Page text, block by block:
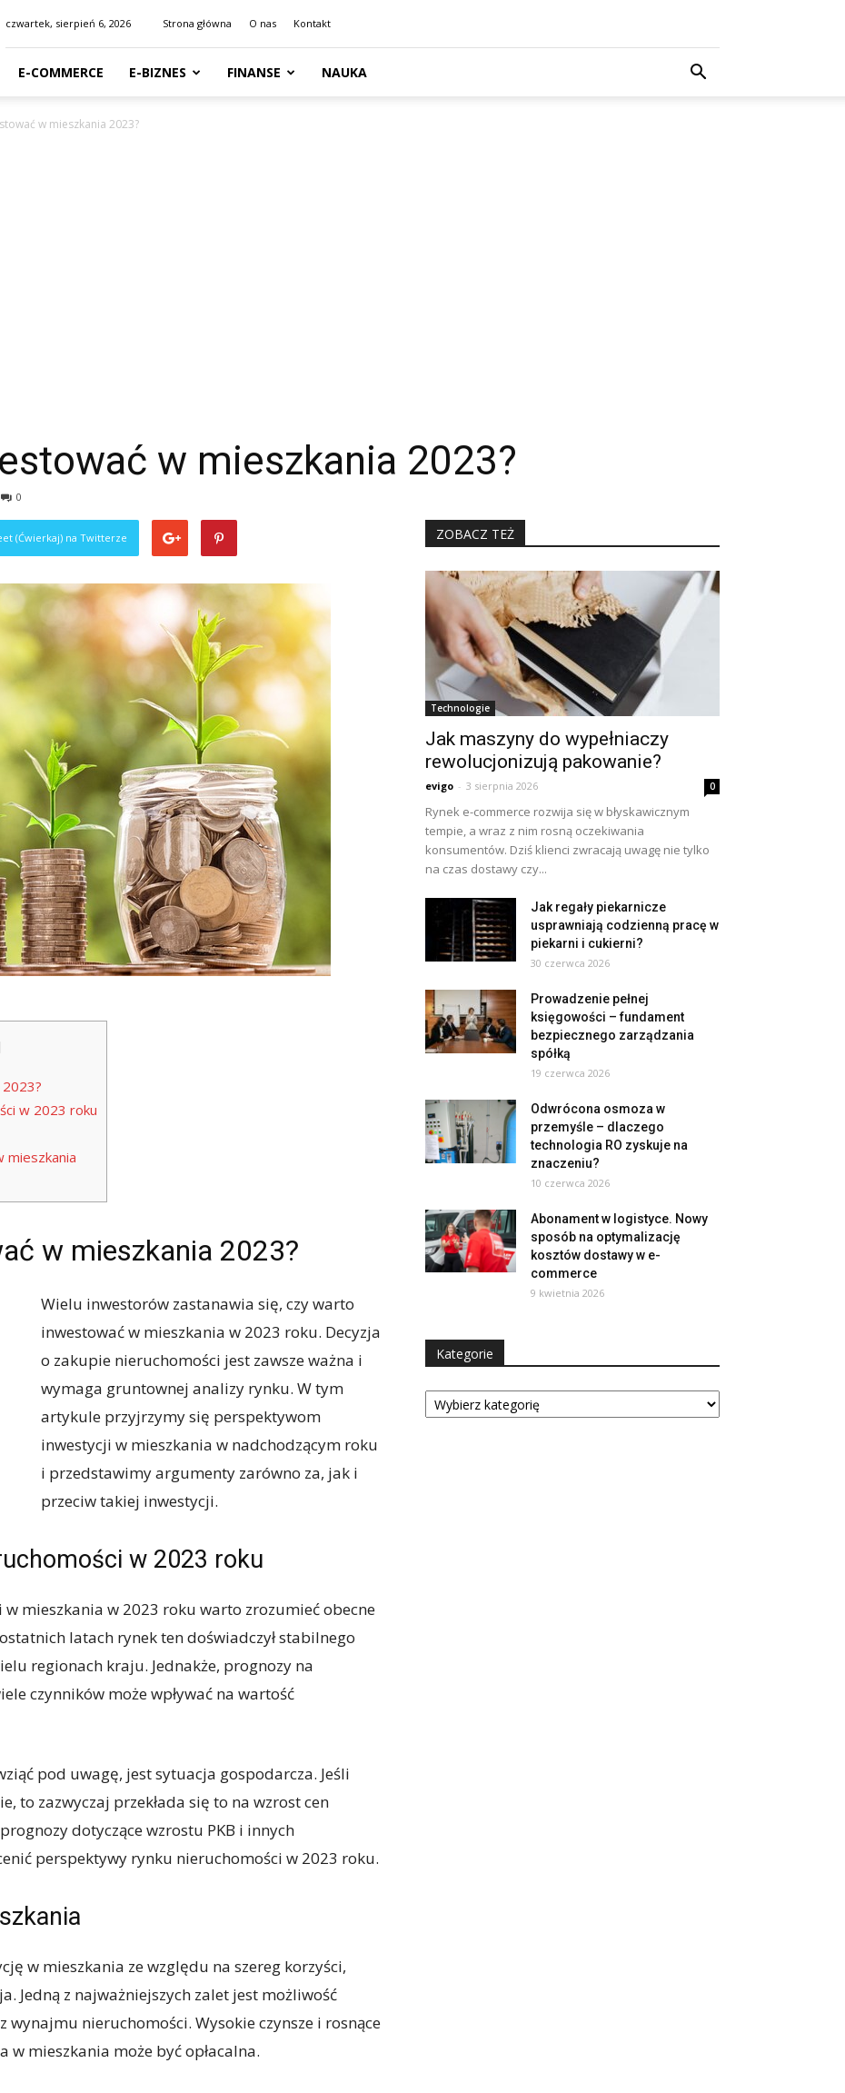
czwartek, sierpień 6, 2026 Strona główna O nas Kontakt
E-COMMERCE E-BIZNES FINANSE NAUKA
w mieszkania 2023?
w mieszkania 2023?
0
(Ćwierkaj) na Twitterze
w 2023 roku
mieszkania
w mieszkania 2023?
Wielu inwestorów zastanawia się, czy warto
inwestować w mieszkania w 2023 roku. Decyzja
o zakupie nieruchomości jest zawsze ważna i
wymaga gruntownej analizy rynku. W tym
artykule przyjrzymy się perspektywom
inwestycji w mieszkania w nadchodzącym roku
i przedstawimy argumenty zarówno za, jak i
przeciw takiej inwestycji.
w 2023 roku
mieszkania w 2023 roku warto zrozumieć obecne
latach rynek ten doświadczył stabilnego
regionach kraju. Jednakże, prognozy na
czynników może wpływać na wartość
pod uwagę, jest sytuacja gospodarcza. Jeśli
to zazwyczaj przekłada się to na wzrost cen
dotyczące wzrostu PKB i innych
perspektywy rynku nieruchomości w 2023 roku.
w mieszkania ze względu na szereg korzyści,
Jedną z najważniejszych zalet jest możliwość
nieruchomości. Wysokie czynsze i rosnące
mieszkania może być opłacalna.
ZOBACZ TEŻ
Technologie
Jak maszyny do wypełniaczy
rewolucjonizują pakowanie?
evigo - 3 sierpnia 2026 0
Rynek e-commerce rozwija się w błyskawicznym
tempie, a wraz z nim rosną oczekiwania
konsumentów. Dziś klienci zwracają uwagę nie tylko
na czas dostawy czy...
Jak regały piekarnicze
usprawniają codzienną pracę w
piekarni i cukierni?
30 czerwca 2026
Prowadzenie pełnej
księgowości – fundament
bezpiecznego zarządzania
spółką
19 czerwca 2026
Odwrócona osmoza w
przemyśle – dlaczego
technologia RO zyskuje na
znaczeniu?
10 czerwca 2026
Abonament w logistyce. Nowy
sposób na optymalizację
kosztów dostawy w e-
commerce
9 kwietnia 2026
Kategorie
Kategorie